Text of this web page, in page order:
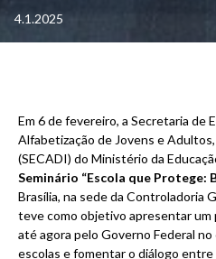
4.1.2025
Em 6 de fevereiro, a Secretaria de
Alfabetização de Jovens e
(SECADI) do Ministério da
Seminário “Escola que Protege:
Brasília, na sede da Controladoria
teve como objetivo apresentar um
até agora pelo Governo Federal
escolas e fomentar o diálogo